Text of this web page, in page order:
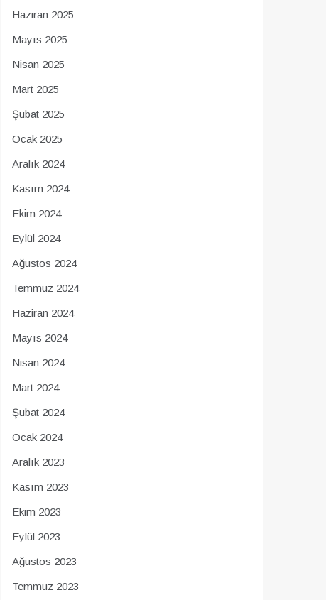
Haziran 2025
Mayıs 2025
Nisan 2025
Mart 2025
Şubat 2025
Ocak 2025
Aralık 2024
Kasım 2024
Ekim 2024
Eylül 2024
Ağustos 2024
Temmuz 2024
Haziran 2024
Mayıs 2024
Nisan 2024
Mart 2024
Şubat 2024
Ocak 2024
Aralık 2023
Kasım 2023
Ekim 2023
Eylül 2023
Ağustos 2023
Temmuz 2023